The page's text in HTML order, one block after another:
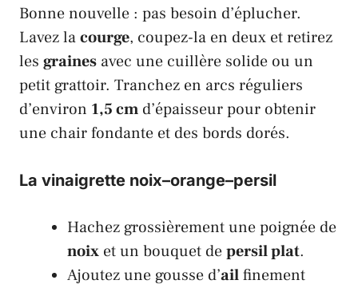
Bonne nouvelle : pas besoin d’éplucher.
Lavez lacourge, coupez-la en deux et retirez
les graines avec une cuillère solide ou un
petit grattoir. Tranchez en arcs réguliers
d’environ 1,5 cm d’épaisseur pour obtenir
une chair fondante et des bords dorés.
La vinaigrette noix–orange–persil
Hachez grossièrement une poignée de
noix et un bouquet depersil plat.
Ajoutez une gousse d’ailfinement